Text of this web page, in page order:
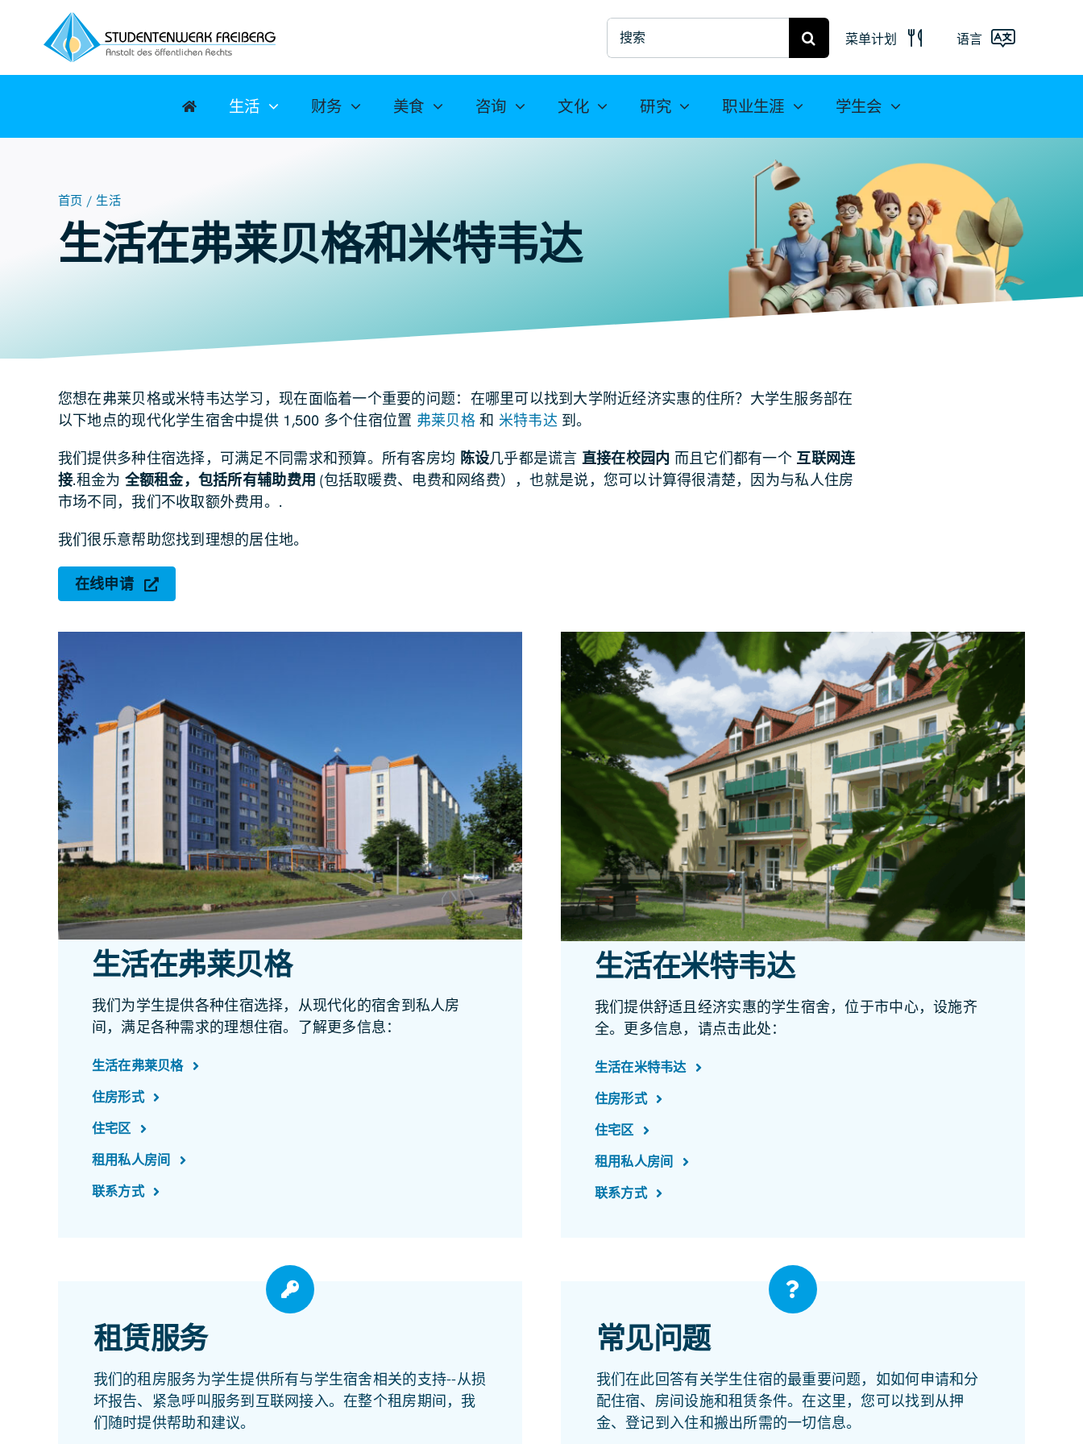
容
搜
索
菜单计划
弗赖贝格菜
饮计划
语言
English
Français
Español
简
体中文
生活 财务 美食 咨询 文化 研究 职业生涯 学生会
首页 生活
生活在弗莱贝格和米特韦达
您想在弗莱贝格或米特韦达学习，现在面临着一个重要的问题：在哪里可以找到大学附近经济实惠的住所？大学生服务部在
以下地点的现代化学生宿舍中提供 1,500 多个住宿位置 弗莱贝格和 米特韦达到。
我们提供多种住宿选择，可满足不同需求和预算。所有客房均 陈设几乎都是谎言 直接在校园内 而且它们都有一个 互联网连
接.租金为 全额租金，包括所有辅助费用 (包括取暖费、电费和网络费），也就是说，您可以计算得很清楚，因为与私人住房
市场不同，我们不收取额外费用。.
我们很乐意帮助您找到理想的居住地。
在线申请
生活在弗莱贝格
我们为学生提供各种住宿选择，从现代化的宿舍到私人房
间，满足各种需求的理想住宿。了解更多信息：
生活在弗莱贝格
住房形式
住宅区
租用私人房间
联系方式
生活在米特韦达
我们提供舒适且经济实惠的学生宿舍，位于市中心，设施齐
全。更多信息，请点击此处：
生活在米特韦达
住房形式
住宅区
租用私人房间
联系方式
租赁服务
我们的租房服务为学生提供所有与学生宿舍相关的支持--从损
坏报告、紧急呼叫服务到互联网接入。在整个租房期间，我
们随时提供帮助和建议。
常见问题
我们在此回答有关学生住宿的最重要问题，如如何申请和分
配住宿、房间设施和租赁条件。在这里，您可以找到从押
金、登记到入住和搬出所需的一切信息。